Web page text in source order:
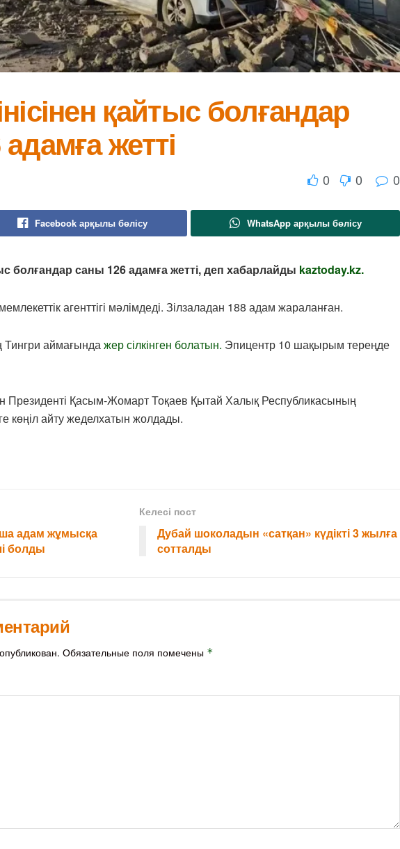
қайтыс болғандар
жетті
0 0 0
Facebook арқылы бөлісу WhatsApp арқылы бөлісу
болғандар саны 126 адамға жетті, деп хабарлайды kaztoday.kz.
агенттігі мәлімдеді. Зілзаладан 188 адам жараланған.
Тингри аймағындажер сілкінген болатын. Эпицентр 10 шақырым тереңде
Президенті Қасым-Жомарт Тоқаев Қытай Халық Республикасының
көңіл айту жеделхатын жолдады.
адам жұмысқа
болды
Келесі пост
Дубай шоколадын «сатқан» күдікті 3 жылға
сотталды
Обязательные поля помечены *